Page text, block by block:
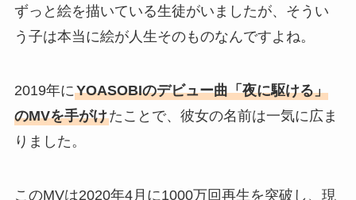
ずっと絵を描いている生徒がいましたが、そうい
う子は本当に絵が人生そのものなんですよね。
2019年にYOASOBIのデビュー曲「夜に駆ける」
のMVを手がけたことで、彼女の名前は一気に広ま
りました。
このMVは2020年4月に1000万回再生を突破し、現